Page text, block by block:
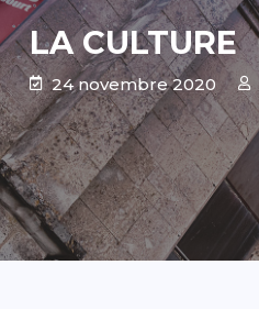
LA CULTURE
24 novembre 2020